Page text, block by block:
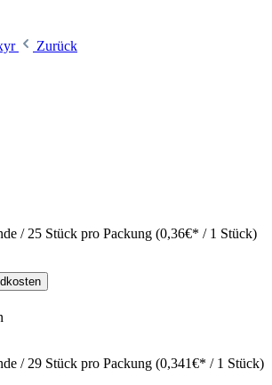
Zurück
/ 25 Stück pro Packung (0,36€* / 1 Stück)
/ 29 Stück pro Packung (0,341€* / 1 Stück)